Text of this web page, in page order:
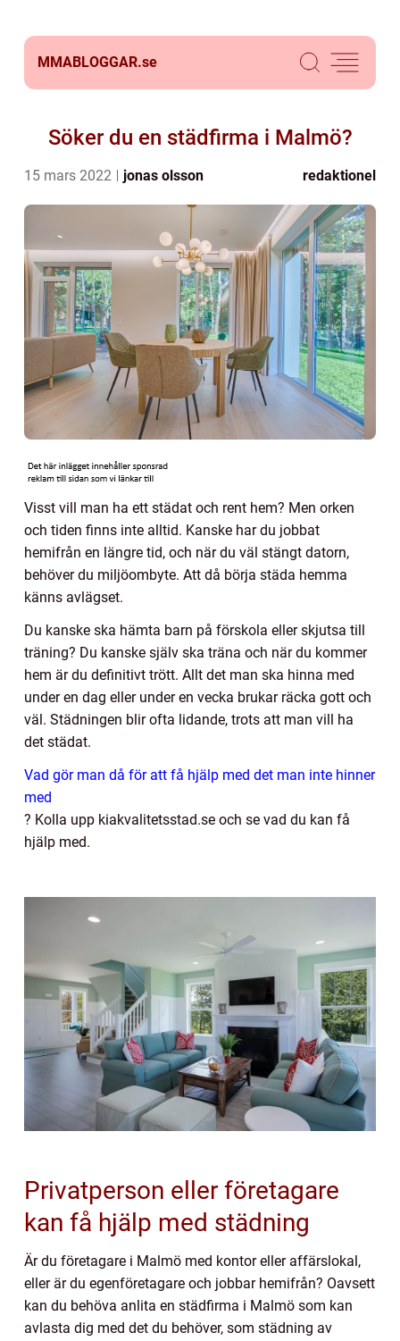
MMABLOGGAR.se
Söker du en städfirma i Malmö?
15 mars 2022 jonas olsson redaktionel
Visst vill man ha ett städat och rent hem? Men orken
och tiden finns inte alltid. Kanske har du jobbat
hemifrån en längre tid, och när du väl stängt datorn,
behöver du miljöombyte. Att då börja städa hemma
känns avlägset.
Du kanske ska hämta barn på förskola eller skjutsa till
träning? Du kanske själv ska träna och när du kommer
hem är du definitivt trött. Allt det man ska hinna med
under en dag eller under en vecka brukar räcka gott och
väl. Städningen blir ofta lidande, trots att man vill ha
det städat.
Vad gör man då för att få hjälp med det man inte hinner
med
? Kolla upp kiakvalitetsstad.se och se vad du kan få
hjälp med.
Privatperson eller företagare
kan få hjälp med städning
Är du företagare i Malmö med kontor eller affärslokal,
eller är du egenföretagare och jobbar hemifrån? Oavsett
kan du behöva anlita en städfirma i Malmö som kan
avlasta dig med det du behöver, som städning av